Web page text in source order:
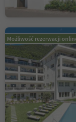
Możliwość rezerwacji